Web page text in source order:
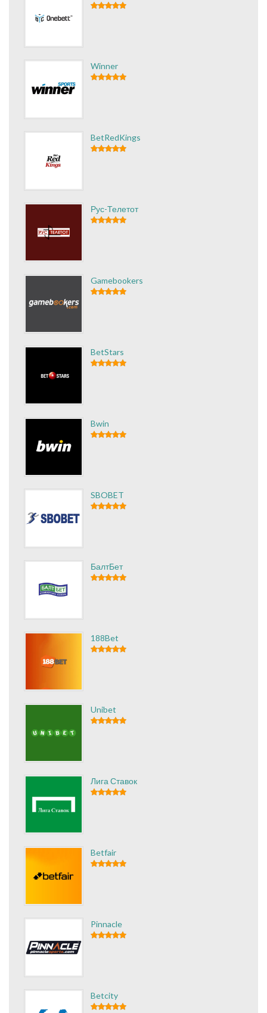
Winner
BetRedKings
Рус-Телетот
Gamebookers
BetStars
Bwin
SBOBET
БалтБет
188Bet
Unibet
Лига Ставок
Betfair
Pinnacle
Betcity